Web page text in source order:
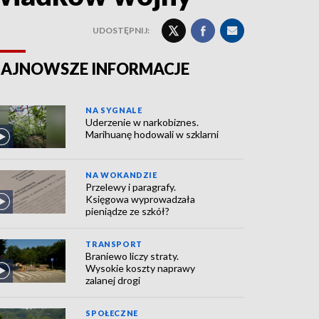
UDOSTĘPNIJ:
INFORMACJE
NA SYGNALE
Uderzenie w narkobiznes.
Marihuanę hodowali w szklarni
NA WOKANDZIE
Przelewy i paragrafy.
Księgowa wyprowadzała
pieniądze ze szkół?
TRANSPORT
Braniewo liczy straty.
Wysokie koszty naprawy
zalanej drogi
SPOŁECZNE